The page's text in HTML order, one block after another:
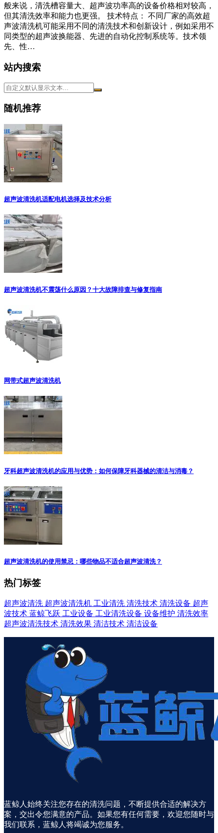
般来说，清洗槽容量大、超声波功率高的设备价格相对较高，
但其清洗效率和能力也更强。 技术特点： 不同厂家的高效超
声波清洗机可能采用不同的清洗技术和创新设计，例如采用不
同类型的超声波换能器、先进的自动化控制系统等。技术领
先、性…
站内搜索
随机推荐
超声波清洗机适配电机选择及技术分析
超声波清洗机不震荡什么原因？十大故障排查与修复指南
网带式超声波清洗机
牙科超声波清洗机的应用与优势：如何保障牙科器械的清洁与消毒？
超声波清洗机的使用禁忌：哪些物品不适合超声波清洗？
热门标签
超声波清洗 超声波清洗机 工业清洗 清洗技术 清洗设备 超声
波技术 蓝鲸飞跃 工业设备 工业清洗设备 设备维护 清洗效率
超声波清洗技术 清洗效果 清洁技术 清洁设备
蓝鲸人始终关注您存在的清洗问题，不断提供合适的解决方
案，交出令您满意的产品。如果您有任何需要，欢迎您随时与
我们联系，蓝鲸人将竭诚为您服务。